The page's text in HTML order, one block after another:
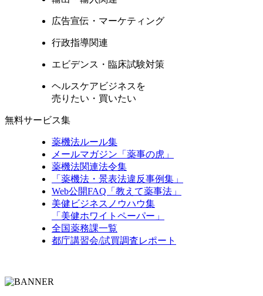
広告宣伝・マーケティング
行政指導関連
エビデンス・臨床試験対策
ヘルスケアビジネスを
売りたい・買いたい
無料サービス集
薬機法ルール集
メールマガジン「薬事の虎」
薬機法関連法令集
「薬機法・景表法違反事例集」
Web公開FAQ「教えて薬事法」
美健ビジネスノウハウ集
「美健ホワイトペーパー」
全国薬務課一覧
都庁講習会/試買調査レポート